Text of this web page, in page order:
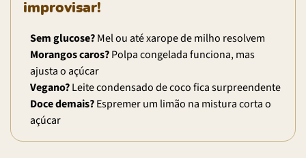
improvisar!
Sem glucose?Mel ou até xarope de milho resolvem
Morangos caros?Polpa congelada funciona, mas
ajusta o açúcar
Vegano?Leite condensado de coco fica surpreendente
Doce demais?Espremer um limão na mistura corta o
açúcar